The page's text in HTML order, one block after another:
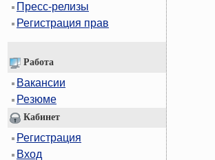
Пресс-релизы
Регистрация прав
Работа
Вакансии
Резюме
Кабинет
Регистрация
Вход